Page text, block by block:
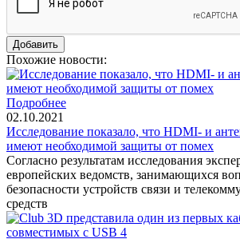
Похожие новости:
Подробнее
02.10.2021
Исследование показало, что HDMI- и
имеют необходимой защиты от помех
Согласно результатам исследования
европейских ведомств, занимающихся
безопасности устройств связи и
средств